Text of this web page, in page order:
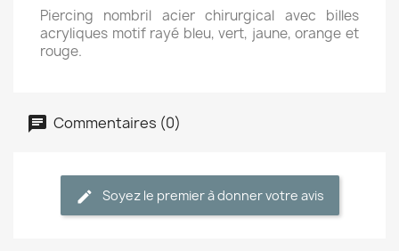
Piercing nombril acier chirurgical avec billes
acryliques motif rayé bleu, vert, jaune, orange et
rouge.
Commentaires (0)
Soyez le premier à donner votre avis